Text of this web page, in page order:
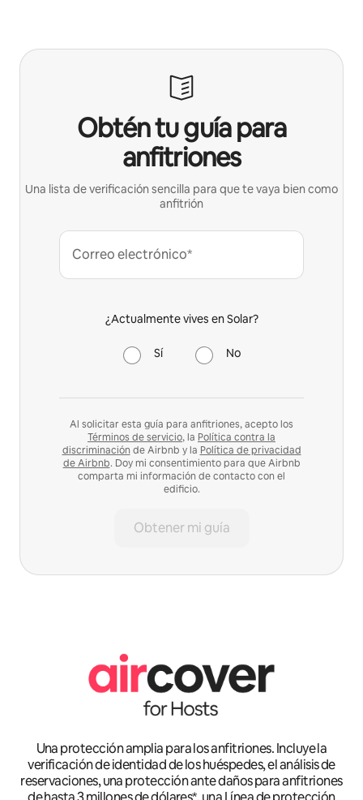
Obtén tu guía para
anfitriones
Una lista de verificación sencilla para que te vaya bien como
anfitrión
Correo electrónico*
¿Actualmente vives en Solar?
Sí No
Al solicitar esta guía para anfitriones, acepto los
Términos de servicio, la Política contra la
discriminación de Airbnb y la Política de privacidad
de Airbnb. Doy mi consentimiento para que Airbnb
comparta mi información de contacto con el
edificio.
Obtener mi guía
Una protección amplia para los anfitriones. Incluye la
verificación de identidad de los huéspedes, el análisis de
reservaciones, una protección ante daños para anfitriones